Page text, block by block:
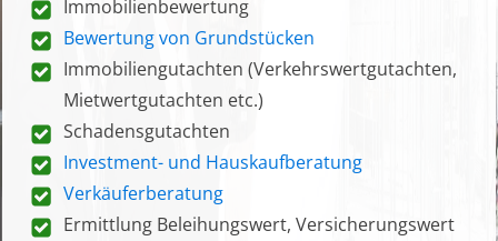
Immobilienbewertung
Bewertung von Grundstücken
Immobiliengutachten (Verkehrswertgutachten,
Mietwertgutachten etc.)
Schadensgutachten
Investment- und Hauskaufberatung
Verkäuferberatung
Ermittlung Beleihungswert, Versicherungswert